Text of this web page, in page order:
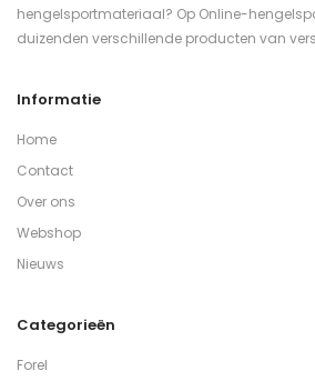
hengelsportmateriaal? Op Online-
duizenden verschillende producten van
Informatie
Home
Contact
Over ons
Webshop
Nieuws
Categorieën
Forel